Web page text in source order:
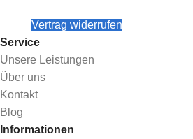
Vertrag widerrufen
Service
Unsere Leistungen
Über uns
Kontakt
Blog
Informationen